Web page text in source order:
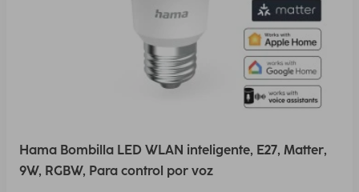
Hama Bombilla LED WLAN inteligente, E27, Matter,
9W, RGBW, Para control por voz